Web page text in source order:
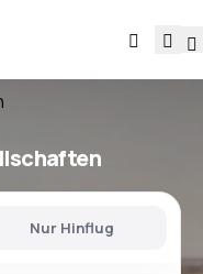
Nur Hinflug